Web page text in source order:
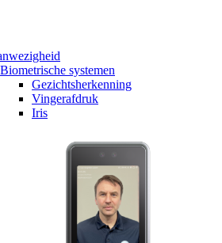
Biometrische systemen
Gezichtsherkenning
Vingerafdruk
Iris